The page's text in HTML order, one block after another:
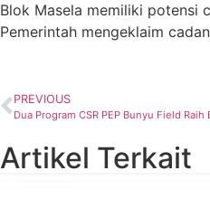
Blok Masela memiliki potensi
Pemerintah mengeklaim
PREVIOUS
Dua Program CSR PEP Bunyu Field
Artikel Terkait